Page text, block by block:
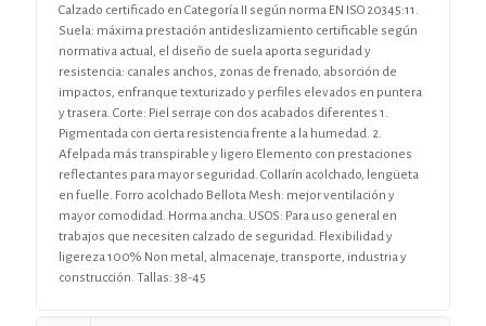
Calzado certificado en Categoría II según norma EN ISO 20345:11.
Suela: máxima prestación antideslizamiento certificable según
normativa actual, el diseño de suela aporta seguridad y
resistencia: canales anchos, zonas de frenado, absorción de
impactos, enfranque texturizado y perfiles elevados en puntera
y trasera. Corte: Piel serraje con dos acabados diferentes 1.
Pigmentada con cierta resistencia frente a la humedad. 2.
Afelpada más transpirable y ligero Elemento con prestaciones
reflectantes para mayor seguridad. Collarín acolchado, lengüeta
en fuelle. Forro acolchado Bellota Mesh: mejor ventilación y
mayor comodidad. Horma ancha. USOS: Para uso general en
trabajos que necesiten calzado de seguridad. Flexibilidad y
ligereza 100% Non metal, almacenaje, transporte, industria y
construcción. Tallas: 38-45